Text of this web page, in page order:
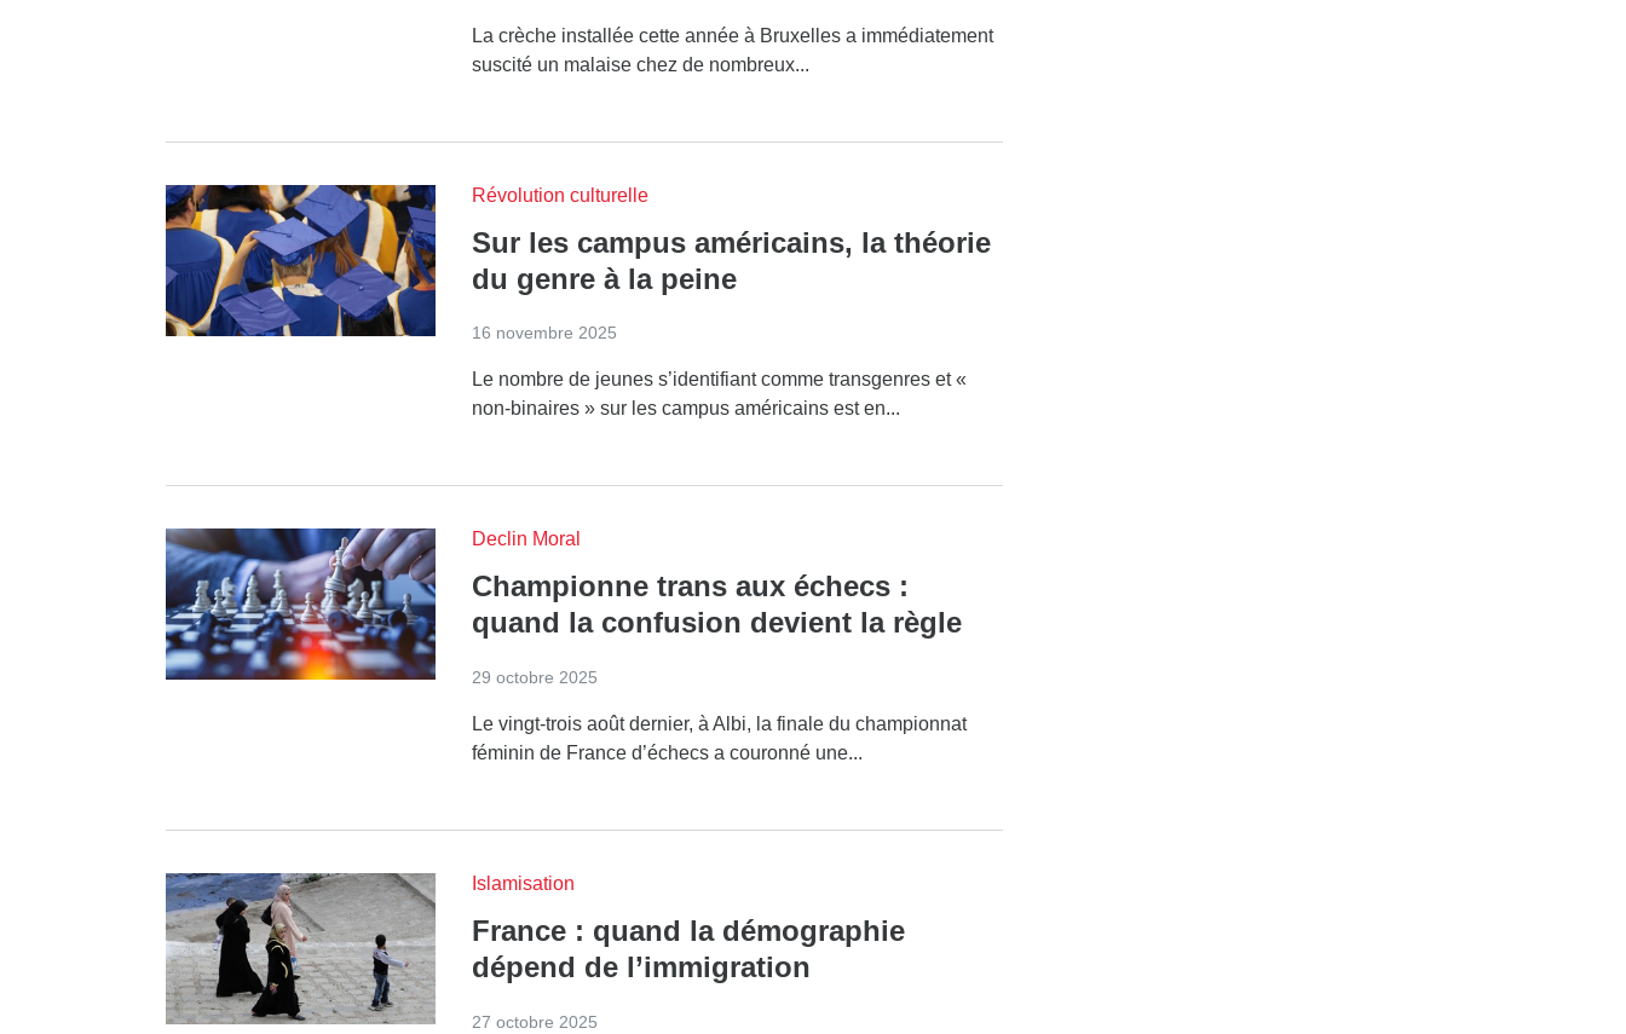
La crèche installée cette année à Bruxelles a immédiatement
suscité un malaise chez de nombreux...
Révolution culturelle
Sur les campus américains, la théorie
du genre à la peine
16 novembre 2025
Le nombre de jeunes s’identifiant comme transgenres et «
non-binaires » sur les campus américains est en...
Declin Moral
Championne trans aux échecs :
quand la confusion devient la règle
29 octobre 2025
Le vingt-trois août dernier, à Albi, la finale du championnat
féminin de France d’échecs a couronné une...
Islamisation
France : quand la démographie
dépend de l’immigration
27 octobre 2025